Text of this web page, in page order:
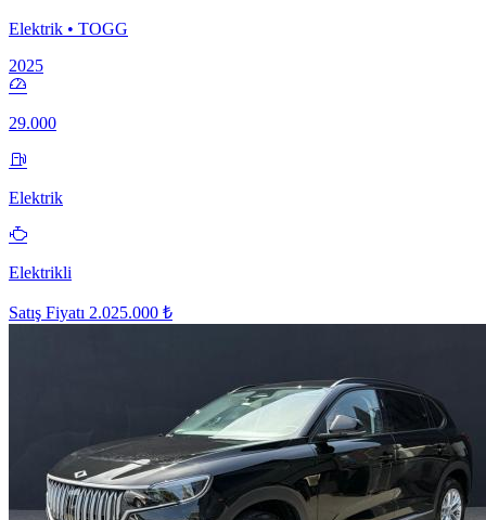
Elektrik • TOGG
2025
29.000
Elektrik
Elektrikli
Satış Fiyatı 2.025.000 ₺